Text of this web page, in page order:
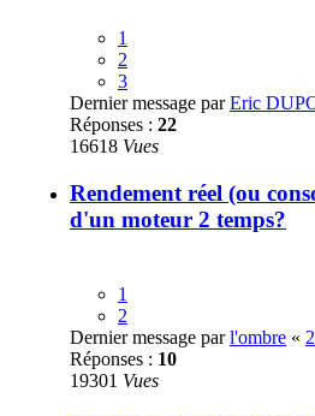
1
2
3
Dernier message parEric
Réponses : 22
16618 Vues
Rendement réel (ou
d'un moteur 2 temps?
1
2
Dernier message parl'ombre «
Réponses : 10
19301 Vues